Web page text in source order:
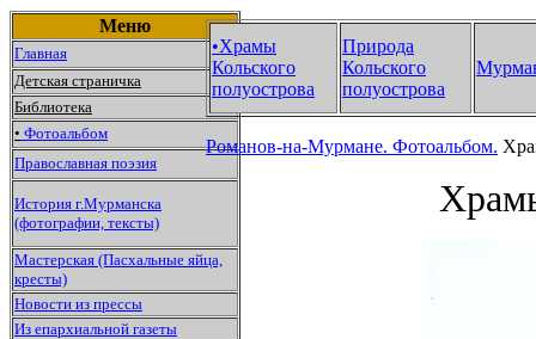
Меню
Главная
Детская страничка
Библиотека
• Фотоальбом
Православная поэзия
История г.Мурманска
(фотографии, тексты)
Мастерская (Пасхальные яйца,
кресты)
Новости из прессы
Из епархиальной газеты
•Храмы
Кольского
полуострова
Природа
Кольского
полуострова
Романов-на-Мурмане. Фотоальбом.